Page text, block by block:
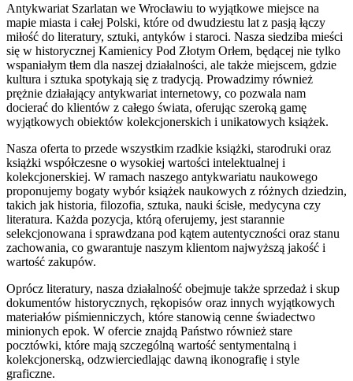
Antykwariat Szarlatan we Wrocławiu to wyjątkowe miejsce na
mapie miasta i całej Polski, które od dwudziestu lat z pasją łączy
miłość do literatury, sztuki, antyków i staroci. Nasza siedziba mieści
się w historycznej Kamienicy Pod Złotym Orłem, będącej nie tylko
wspaniałym tłem dla naszej działalności, ale także miejscem, gdzie
kultura i sztuka spotykają się z tradycją. Prowadzimy również
prężnie działający antykwariat internetowy, co pozwala nam
docierać do klientów z całego świata, oferując szeroką gamę
wyjątkowych obiektów kolekcjonerskich i unikatowych książek.
Nasza oferta to przede wszystkim rzadkie książki, starodruki oraz
książki współczesne o wysokiej wartości intelektualnej i
kolekcjonerskiej. W ramach naszego antykwariatu naukowego
proponujemy bogaty wybór książek naukowych z różnych dziedzin,
takich jak historia, filozofia, sztuka, nauki ścisłe, medycyna czy
literatura. Każda pozycja, którą oferujemy, jest starannie
selekcjonowana i sprawdzana pod kątem autentyczności oraz stanu
zachowania, co gwarantuje naszym klientom najwyższą jakość i
wartość zakupów.
Oprócz literatury, nasza działalność obejmuje także sprzedaż i skup
dokumentów historycznych, rękopisów oraz innych wyjątkowych
materiałów piśmienniczych, które stanowią cenne świadectwo
minionych epok. W ofercie znajdą Państwo również stare
pocztówki, które mają szczególną wartość sentymentalną i
kolekcjonerską, odzwierciedlając dawną ikonografię i style
graficzne.